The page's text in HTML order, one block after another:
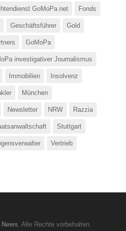
GoMoPa.net Fonds
Geschäftsführer Gold
GoMoPa
investigativer Journalismus
Immobilien Insolvenz
München
Newsletter NRW Razzia
Stuttgart
Vertrieb
. Alle Rechte vorbehalten.